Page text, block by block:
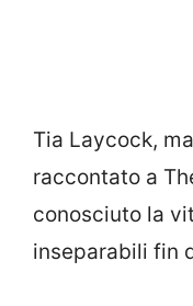
Tia Laycock,
raccontato a
conosciuto la
inseparabili fin